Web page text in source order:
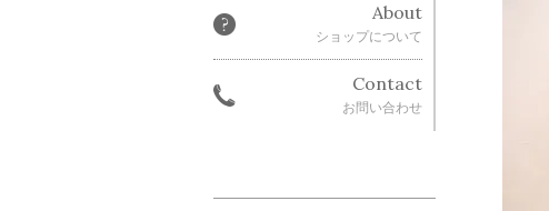
About
ショップについて
Contact
お問い合わせ